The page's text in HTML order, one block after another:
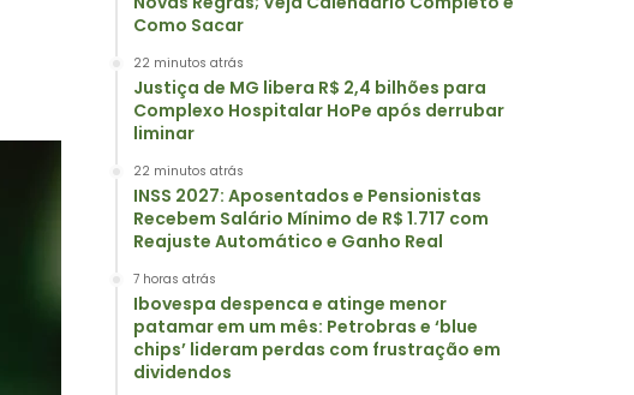
Como Sacar
22 minutos atrás
Justiça de MG libera R$ 2,4 bilhões para
Complexo Hospitalar HoPe após derrubar
liminar
22 minutos atrás
INSS 2027: Aposentados e Pensionistas
Recebem Salário Mínimo de R$ 1.717 com
Reajuste Automático e Ganho Real
7 horas atrás
Ibovespa despenca e atinge menor
patamar em um mês: Petrobras e ‘blue
chips’ lideram perdas com frustração em
dividendos